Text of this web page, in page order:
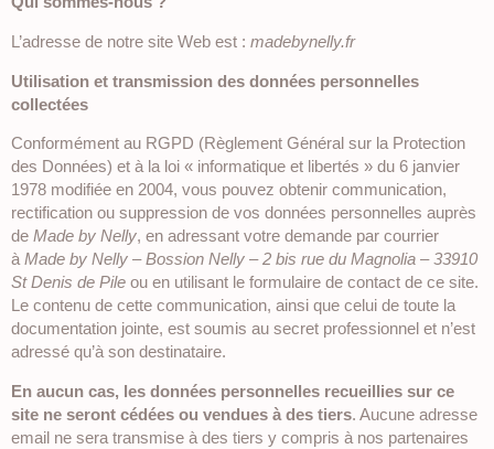
L’adresse de notre site Web est : madebynelly.fr
Utilisation et transmission des données personnelles
collectées
Conformément au RGPD (Règlement Général sur la Protection
des Données) et à la loi « informatique et libertés » du 6 janvier
1978 modifiée en 2004, vous pouvez obtenir communication,
rectification ou suppression de vos données personnelles auprès
de Made by Nelly, en adressant votre demande par courrier
à Made by Nelly – Bossion Nelly – 2 bis rue du Magnolia – 33910
St Denis de Pile ou en utilisant le formulaire de contact de ce site.
Le contenu de cette communication, ainsi que celui de toute la
documentation jointe, est soumis au secret professionnel et n’est
adressé qu’à son destinataire.
En aucun cas, les données personnelles recueillies sur ce
site ne seront cédées ou vendues à des tiers. Aucune adresse
email ne sera transmise à des tiers y compris à nos partenaires